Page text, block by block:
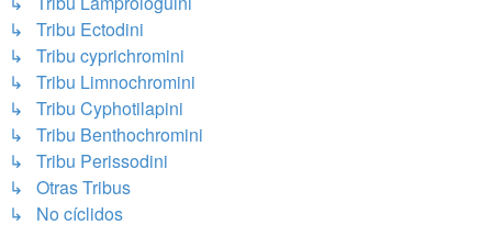
↳ Tribu Ectodini
↳ Tribu cyprichromini
↳ Tribu Limnochromini
↳ Tribu Cyphotilapini
↳ Tribu Benthochromini
↳ Tribu Perissodini
↳ Otras Tribus
↳ No cíclidos